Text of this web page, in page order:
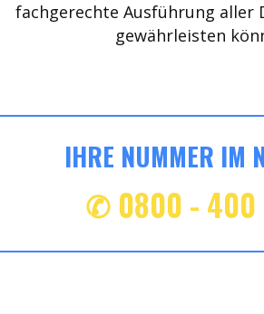
fachgerechte Ausführung aller
gewährleisten
IHRE NUMMER IM
✆ 0800 - 400